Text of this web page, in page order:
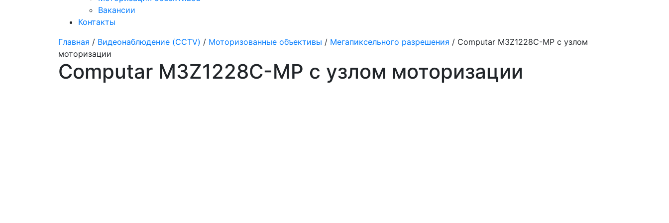
Вакансии
Контакты
Главная / Видеонаблюдение (CCTV) / Моторизованные объективы / Мегапиксельного разрешения / Computar M3Z1228C-MP с узлом
моторизации
Computar M3Z1228C-MP с узлом моторизации